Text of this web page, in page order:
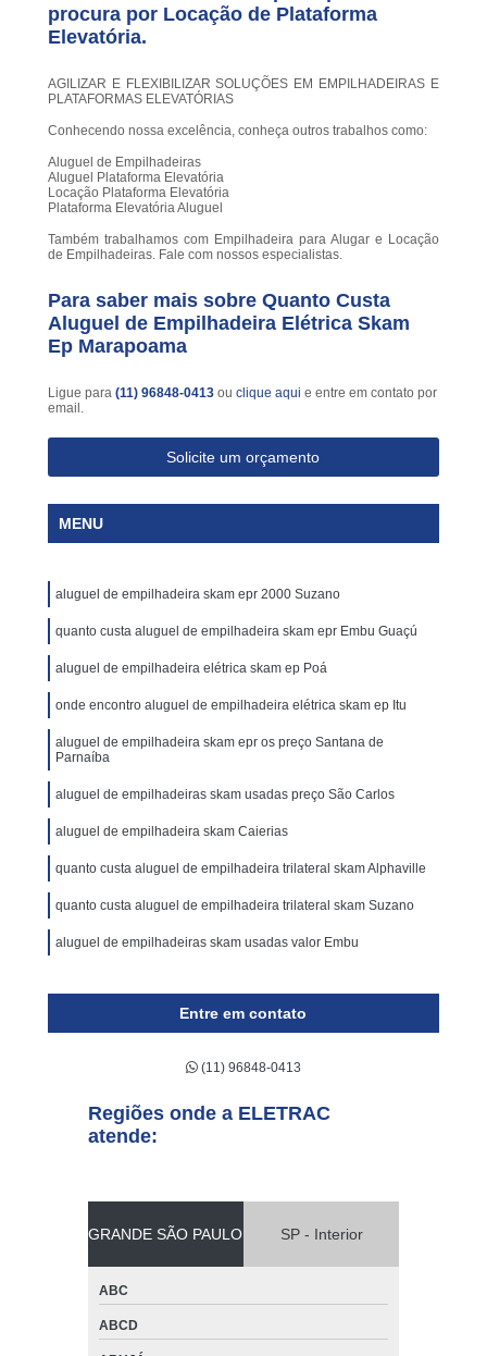
procura por Locação de Plataforma
Elevatória.
AGILIZAR E FLEXIBILIZAR SOLUÇÕES EM EMPILHADEIRAS E
PLATAFORMAS ELEVATÓRIAS
Conhecendo nossa excelência, conheça outros trabalhos como:
Aluguel de Empilhadeiras
Aluguel Plataforma Elevatória
Locação Plataforma Elevatória
Plataforma Elevatória Aluguel
Também trabalhamos com Empilhadeira para Alugar e Locação
de Empilhadeiras. Fale com nossos especialistas.
Para saber mais sobre Quanto Custa
Aluguel de Empilhadeira Elétrica Skam
Ep Marapoama
Ligue para (11) 96848-0413 ou clique aqui e entre em contato por
email.
Solicite um orçamento
MENU
aluguel de empilhadeira skam epr 2000 Suzano
quanto custa aluguel de empilhadeira skam epr Embu Guaçú
aluguel de empilhadeira elétrica skam ep Poá
onde encontro aluguel de empilhadeira elétrica skam ep Itu
aluguel de empilhadeira skam epr os preço Santana de
Parnaíba
aluguel de empilhadeiras skam usadas preço São Carlos
aluguel de empilhadeira skam Caierias
quanto custa aluguel de empilhadeira trilateral skam Alphaville
quanto custa aluguel de empilhadeira trilateral skam Suzano
aluguel de empilhadeiras skam usadas valor Embu
Entre em contato
(11) 96848-0413
Regiões onde a ELETRAC
atende:
GRANDE SÃO PAULO SP - Interior
ABC
ABCD